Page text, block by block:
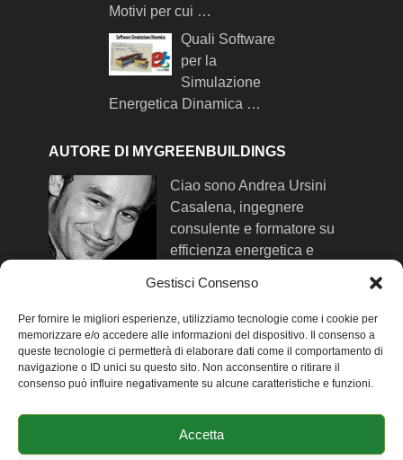
Gestisci Consenso
Per fornire le migliori esperienze, utilizziamo tecnologie come i cookie per
memorizzare e/o accedere alle informazioni del dispositivo. Il consenso a
queste tecnologie ci permetterà di elaborare dati come il comportamento di
navigazione o ID unici su questo sito. Non acconsentire o ritirare il
consenso può influire negativamente su alcune caratteristiche e funzioni.
Accetta
Motivi per cui …
Quali Software
per la
Simulazione
Energetica Dinamica …
AUTORE DI MYGREENBUILDINGS
Ciao sono Andrea Ursini
Casalena, ingegnere
consulente e formatore su
efficienza energetica e
SEGUIMI SUI SOCIAL NETWORK
Facebook
-Twitter